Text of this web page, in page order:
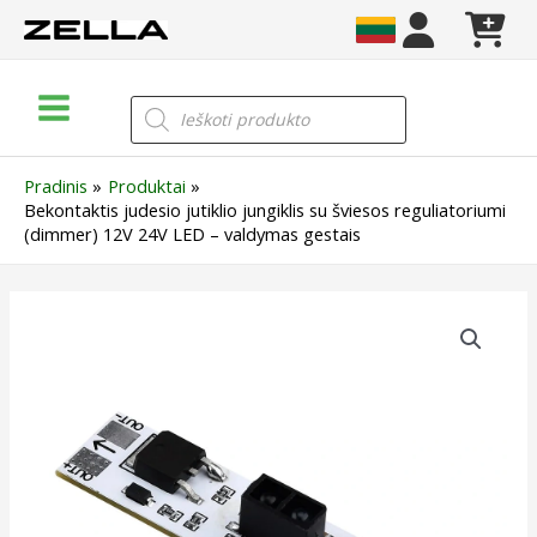
prie
Menu
Products
search
Pradinis
Produktai
Bekontaktis judesio jutiklio jungiklis su šviesos reguliatoriumi
(dimmer) 12V 24V LED – valdymas gestais
jungiklis